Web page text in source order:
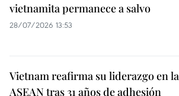
vietnamita permanece a salvo
28/07/2026 13:53
Vietnam reafirma su liderazgo en la
ASEAN tras 31 años de adhesión